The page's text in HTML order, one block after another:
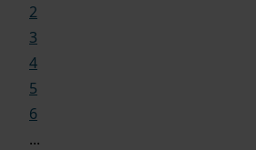
2
3
4
5
6
...